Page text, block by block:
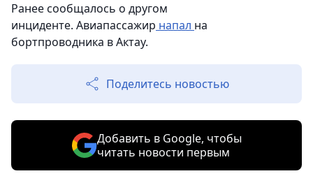
Ранее сообщалось о другом
инциденте. Авиапассажир напал на
бортпроводника в Актау.
Поделитесь новостью
Добавить в Google, чтобы
читать новости первым